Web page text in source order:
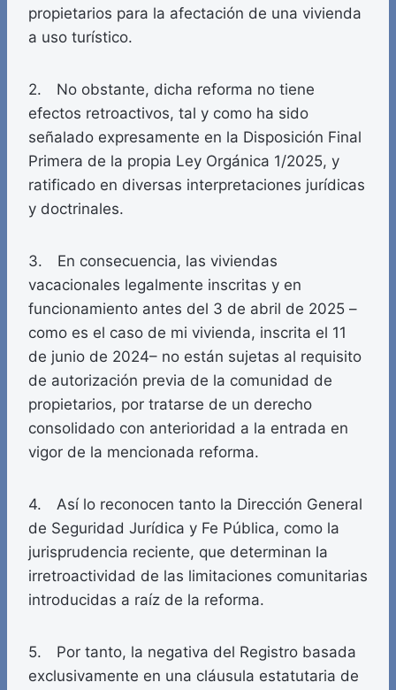
propietarios para la afectación de una vivienda
a uso turístico.
2. No obstante, dicha reforma no tiene
efectos retroactivos, tal y como ha sido
señalado expresamente en la Disposición Final
Primera de la propia Ley Orgánica 1/2025, y
ratificado en diversas interpretaciones jurídicas
y doctrinales.
3. En consecuencia, las viviendas
vacacionales legalmente inscritas y en
funcionamiento antes del 3 de abril de 2025 –
como es el caso de mi vivienda, inscrita el 11
de junio de 2024– no están sujetas al requisito
de autorización previa de la comunidad de
propietarios, por tratarse de un derecho
consolidado con anterioridad a la entrada en
vigor de la mencionada reforma.
4. Así lo reconocen tanto la Dirección General
de Seguridad Jurídica y Fe Pública, como la
jurisprudencia reciente, que determinan la
irretroactividad de las limitaciones comunitarias
introducidas a raíz de la reforma.
5. Por tanto, la negativa del Registro basada
exclusivamente en una cláusula estatutaria de